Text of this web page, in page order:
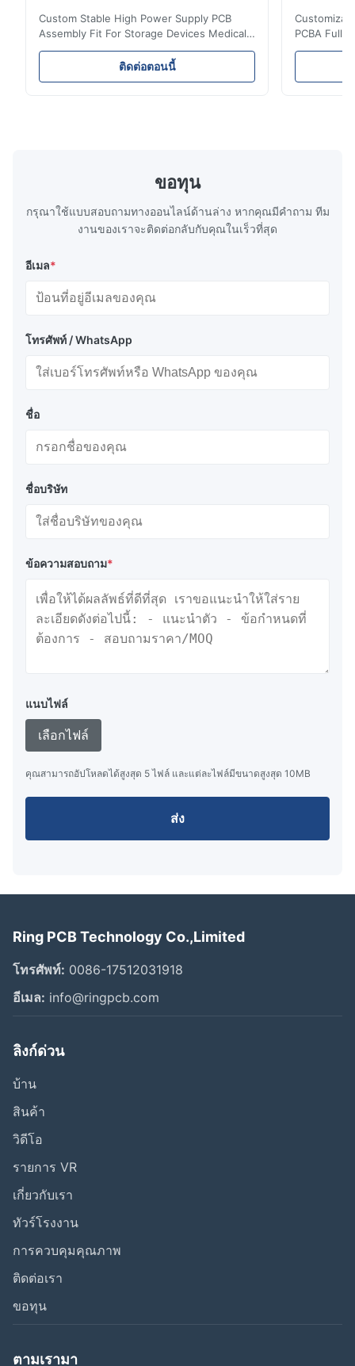
Custom Stable High Power Supply PCB
Assembly Fit For Storage Devices Medical
Equipment Ring PCB, your PCB & PCBA
Turnkey Solutions | Professional Circuit
Manufacturing Expert 1.What's High -
electronic devices and systems. 2.Features
ติดต่อตอนนี้
PCBA Full
Supplier 1.
10+ years
ขอทุน
กรุณาใช้แบบสอบถามทางออนไลน์ด้านล่าง หากคุณมีคําถาม ทีม
งานของเราจะติดต่อกลับกับคุณในเร็วที่สุด
อีเมล*
โทรศัพท์ / WhatsApp
ชื่อ
ชื่อบริษัท
ข้อความสอบถาม*
แนบไฟล์
เลือกไฟล์
คุณสามารถอัปโหลดได้สูงสุด 5 ไฟล์ และแต่ละไฟล์มีขนาดสูงสุด 10MB
ส่ง
Ring PCB Technology Co.,Limited
โทรศัพท์: 0086-17512031918
อีเมล: info@ringpcb.com
ลิงก์ด่วน
บ้าน
สินค้า
วิดีโอ
รายการ VR
เกี่ยวกับเรา
ทัวร์โรงงาน
การควบคุมคุณภาพ
ติดต่อเรา
ขอทุน
ตามเรามา